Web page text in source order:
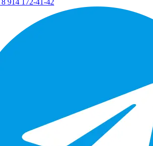
8 914 172-41-42